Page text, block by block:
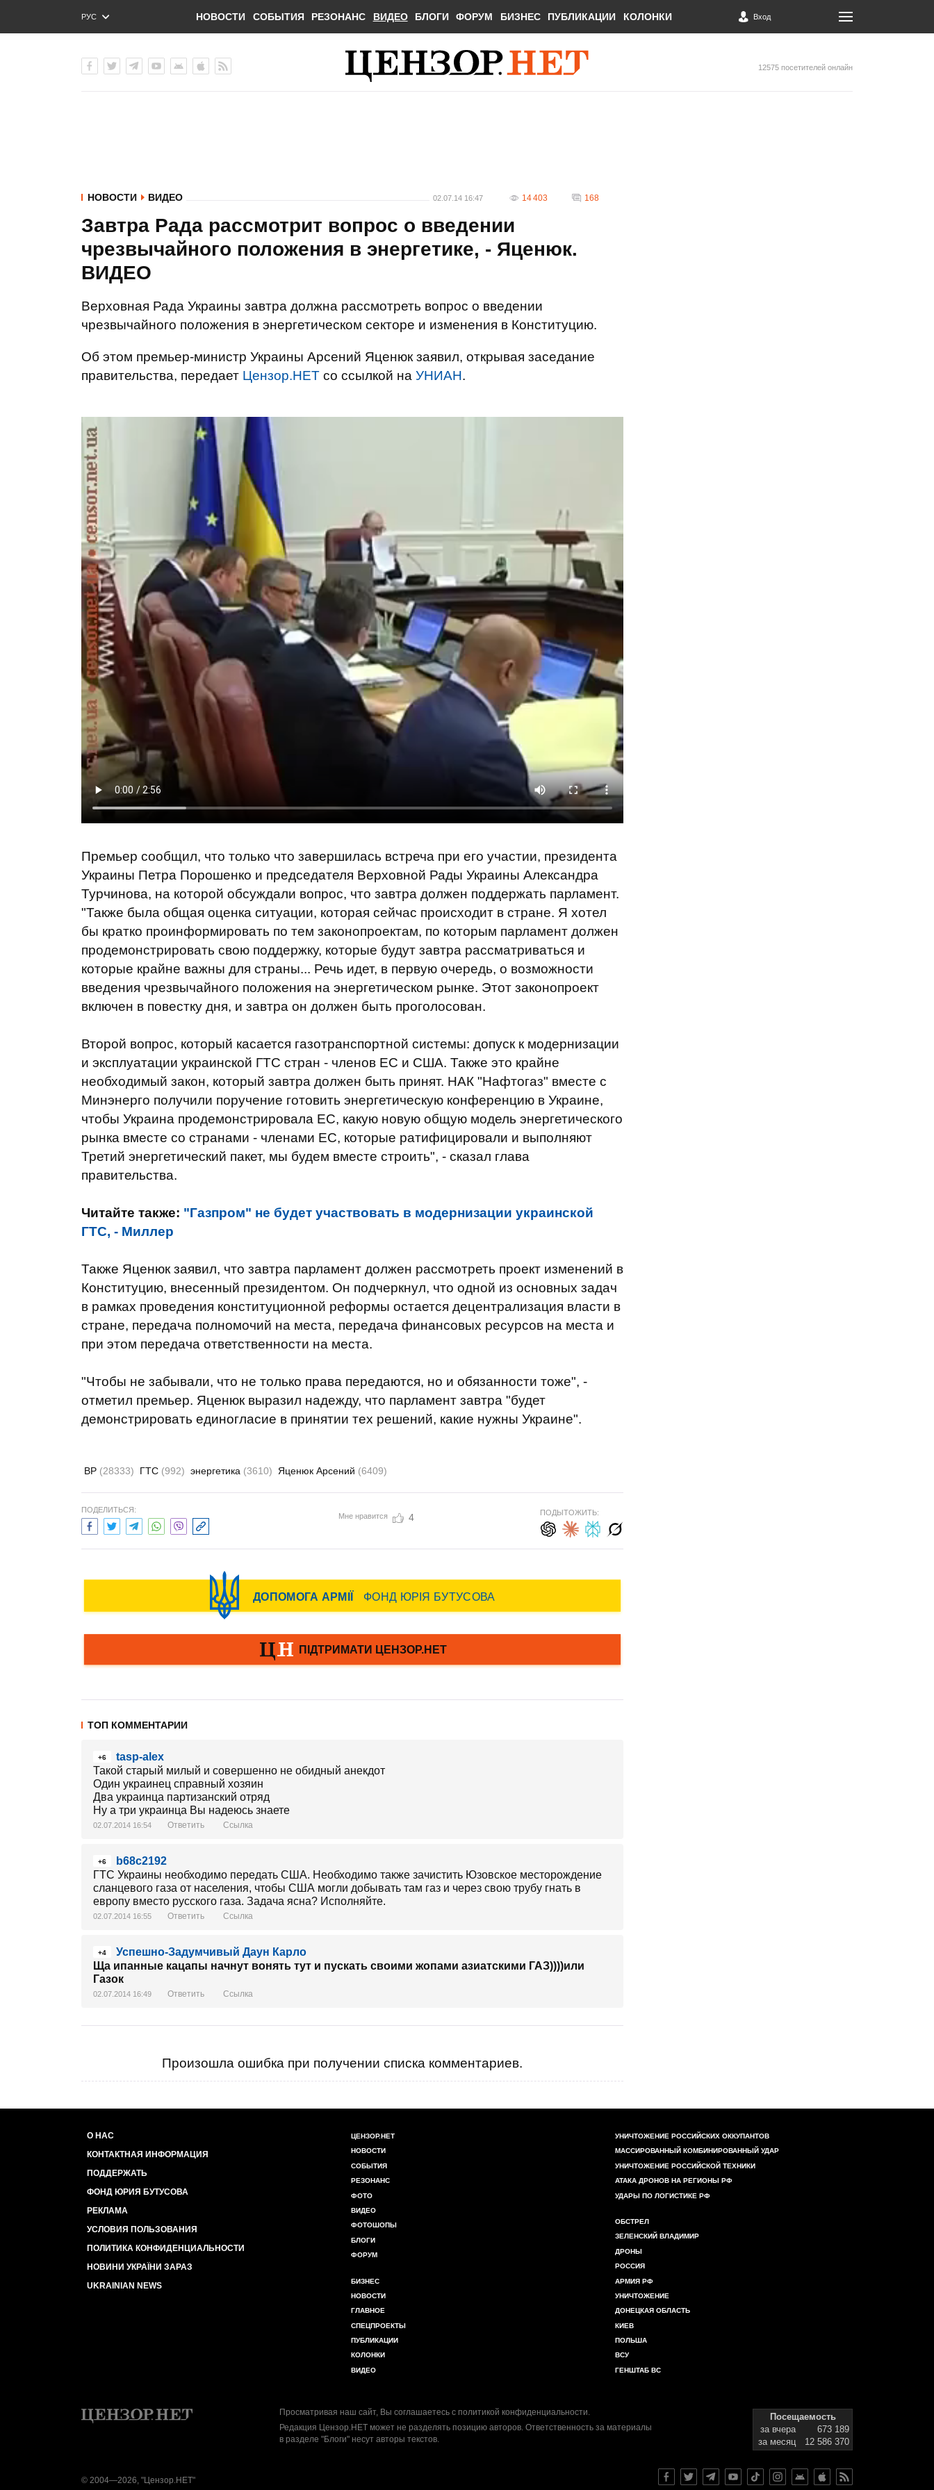
РУС
ENG
НОВОСТИ СОБЫТИЯ РЕЗОНАНС ВИДЕО БЛОГИ ФОРУМ БИЗНЕС ПУБЛИКАЦИИ КОЛОНКИ Вход
12575 посетителей онлайн
НОВОСТИ ВИДЕО 02.07.14 16:47 14 403 168
Завтра Рада рассмотрит вопрос о введении
чрезвычайного положения в энергетике, - Яценюк.
ВИДЕО
Верховная Рада Украины завтра должна рассмотреть вопрос о введении
чрезвычайного положения в энергетическом секторе и изменения в Конституцию.
Об этом премьер-министр Украины Арсений Яценюк заявил, открывая заседание
правительства, передает Цензор.НЕТ со ссылкой на УНИАН.
Премьер сообщил, что только что завершилась встреча при его участии, президента
Украины Петра Порошенко и председателя Верховной Рады Украины Александра
Турчинова, на которой обсуждали вопрос, что завтра должен поддержать парламент.
"Также была общая оценка ситуации, которая сейчас происходит в стране. Я хотел
бы кратко проинформировать по тем законопроектам, по которым парламент должен
продемонстрировать свою поддержку, которые будут завтра рассматриваться и
которые крайне важны для страны... Речь идет, в первую очередь, о возможности
введения чрезвычайного положения на энергетическом рынке. Этот законопроект
включен в повестку дня, и завтра он должен быть проголосован.
Второй вопрос, который касается газотранспортной системы: допуск к модернизации
и эксплуатации украинской ГТС стран - членов ЕС и США. Также это крайне
необходимый закон, который завтра должен быть принят. НАК "Нафтогаз" вместе с
Минэнерго получили поручение готовить энергетическую конференцию в Украине,
чтобы Украина продемонстрировала ЕС, какую новую общую модель энергетического
рынка вместе со странами - членами ЕС, которые ратифицировали и выполняют
Третий энергетический пакет, мы будем вместе строить", - сказал глава
правительства.
Читайте также: "Газпром" не будет участвовать в модернизации украинской
ГТС, - Миллер
Также Яценюк заявил, что завтра парламент должен рассмотреть проект изменений в
Конституцию, внесенный президентом. Он подчеркнул, что одной из основных задач
в рамках проведения конституционной реформы остается децентрализация власти в
стране, передача полномочий на места, передача финансовых ресурсов на места и
при этом передача ответственности на места.
"Чтобы не забывали, что не только права передаются, но и обязанности тоже", -
отметил премьер. Яценюк выразил надежду, что парламент завтра "будет
демонстрировать единогласие в принятии тех решений, какие нужны Украине".
ВР (28333) ГТС (992) энергетика (3610) Яценюк Арсений (6409)
ПОДЕЛИТЬСЯ:
Мне нравится 4 ПОДЫТОЖИТЬ:
ТОП КОММЕНТАРИИ
+6
tasp-alex
Такой старый милый и совершенно не обидный анекдот
Один украинец справный хозяин
Два украинца партизанский отряд
Ну а три украинца Вы надеюсь знаете
02.07.2014 16:54 Ответить Ссылка
+6
b68c2192
ГТС Украины необходимо передать США. Необходимо также зачистить Юзовское месторождение
сланцевого газа от населения, чтобы США могли добывать там газ и через свою трубу гнать в
европу вместо русского газа. Задача ясна? Исполняйте.
02.07.2014 16:55 Ответить Ссылка
+4
Успешно-Задумчивый Даун Карло
Ща ипанные кацапы начнут вонять тут и пускать своими жопами азиатскими ГАЗ))))или
Газок
02.07.2014 16:49 Ответить Ссылка
Произошла ошибка при получении списка комментариев.
О НАС
КОНТАКТНАЯ ИНФОРМАЦИЯ
ПОДДЕРЖАТЬ
ФОНД ЮРИЯ БУТУСОВА
РЕКЛАМА
УСЛОВИЯ ПОЛЬЗОВАНИЯ
ПОЛИТИКА КОНФИДЕНЦИАЛЬНОСТИ
НОВИНИ УКРАЇНИ ЗАРАЗ
UKRAINIAN NEWS
ЦЕНЗОР.НЕТ
НОВОСТИ
СОБЫТИЯ
РЕЗОНАНС
ФОТО
ВИДЕО
ФОТОШОПЫ
БЛОГИ
ФОРУМ
БИЗНЕС
НОВОСТИ
ГЛАВНОЕ
СПЕЦПРОЕКТЫ
ПУБЛИКАЦИИ
КОЛОНКИ
ВИДЕО
УНИЧТОЖЕНИЕ РОССИЙСКИХ ОККУПАНТОВ
МАССИРОВАННЫЙ КОМБИНИРОВАННЫЙ УДАР
УНИЧТОЖЕНИЕ РОССИЙСКОЙ ТЕХНИКИ
АТАКА ДРОНОВ НА РЕГИОНЫ РФ
УДАРЫ ПО ЛОГИСТИКЕ РФ
ОБСТРЕЛ
ЗЕЛЕНСКИЙ ВЛАДИМИР
ДРОНЫ
РОССИЯ
АРМИЯ РФ
УНИЧТОЖЕНИЕ
ДОНЕЦКАЯ ОБЛАСТЬ
КИЕВ
ПОЛЬША
ВСУ
ГЕНШТАБ ВС
Просматривая наш сайт, Вы соглашаетесь с политикой конфиденциальности.
Редакция Цензор.НЕТ может не разделять позицию авторов. Ответственность за материалы
в разделе "Блоги" несут авторы текстов.
Посещаемость
за вчера
673 189
за месяц
12 586 370
© 2004—2026, "Цензор.НЕТ"